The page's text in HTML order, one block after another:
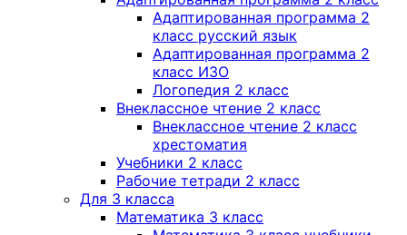
Адаптированная программа 2
класс русский язык
Адаптированная программа 2
класс ИЗО
Логопедия 2 класс
Внеклассное чтение 2 класс
Внеклассное чтение 2 класс
хрестоматия
Учебники 2 класс
Рабочие тетради 2 класс
Для 3 класса
Математика 3 класс